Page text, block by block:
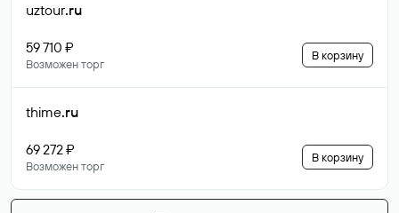
uztour.ru
59 710 ₽
Возможен торг
В корзину
thime.ru
69 272 ₽
Возможен торг
В корзину